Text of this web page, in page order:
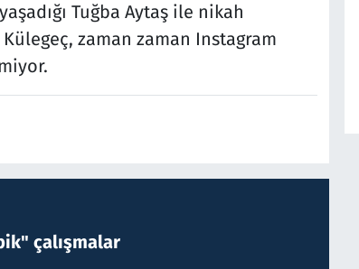
Tuğba Aytaş ile nikah
zaman zaman Instagram
çalışmalar